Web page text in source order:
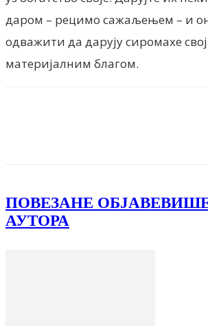
даром – рецимо сажаљењем – и
одважити да дарују сиромахе
материјалним благом.
ПОВЕЗАНЕ ОБЈАВЕ
АУТОРА